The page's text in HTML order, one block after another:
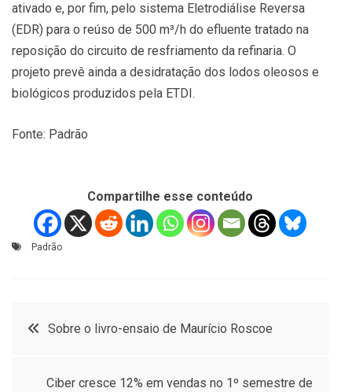
ativado e, por fim, pelo sistema Eletrodiálise Reversa
(EDR) para o reúso de 500 m³/h do efluente tratado na
reposição do circuito de resfriamento da refinaria. O
projeto prevê ainda a desidratação dos lodos oleosos e
biológicos produzidos pela ETDI.
Fonte: Padrão
Compartilhe esse conteúdo
Padrão
Navegação
Sobre o livro-ensaio de Maurício Roscoe
Ciber cresce 12% em vendas no 1º semestre de